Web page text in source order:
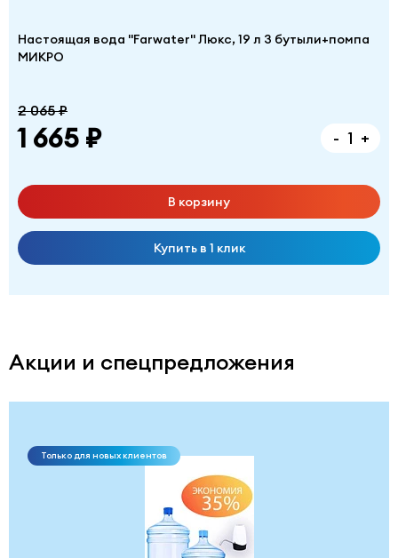
Настоящая вода "Farwater" Люкс, 19 л 3 бутыли+помпа
МИКРО
2 065 ₽
1 665 ₽ - +
В корзину
Купить в 1 клик
Акции и спецпредложения
Только для новых клиентов